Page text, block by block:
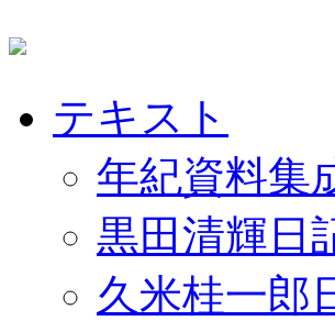
テキスト
年紀資料集
黒田清輝日
久米桂一郎